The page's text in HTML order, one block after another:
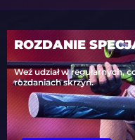
ROZDANIE
Weź udział w regularnych,
rozdaniach skrzyń.